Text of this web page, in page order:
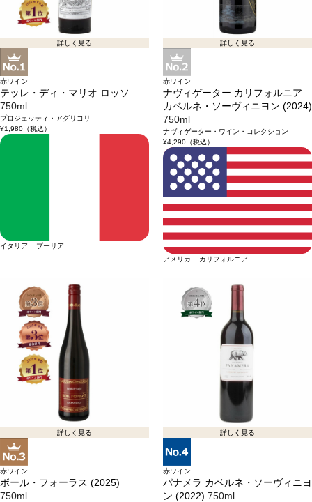
詳しく見る
赤ワイン
テッレ・ディ・マリオ ロッソ
750ml
プロジェッティ・アグリコリ
¥1,980（税込）
イタリア プーリア
詳しく見る
赤ワイン
ナヴィゲーター カリフォルニア
カベルネ・ソーヴィニヨン (2024)
750ml
ナヴィゲーター・ワイン・コレクション
¥4,290（税込）
アメリカ カリフォルニア
詳しく見る
赤ワイン
ボール・フォーラス (2025)
750ml
詳しく見る
赤ワイン
パナメラ カベルネ・ソーヴィニヨ
ン (2022) 750ml